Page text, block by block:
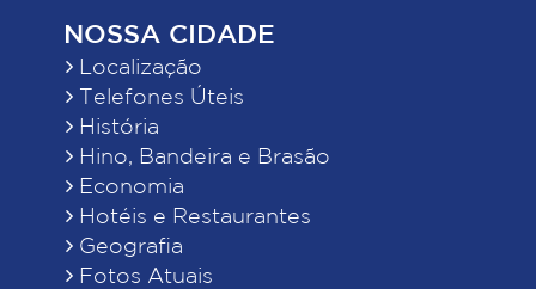
NOSSA CIDADE
Localização
Telefones Úteis
História
Hino, Bandeira e Brasão
Economia
Hotéis e Restaurantes
Geografia
Fotos Atuais